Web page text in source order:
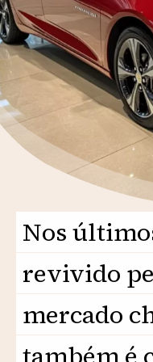
Nos
revivido
mercado
Nos
revivido
mercado